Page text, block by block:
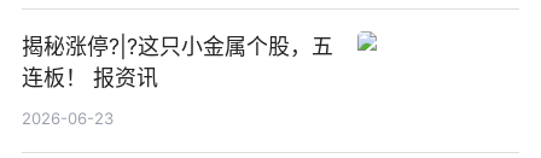
揭秘涨停?|?这只小金属个股，五
连板！ 报资讯
2026-06-23